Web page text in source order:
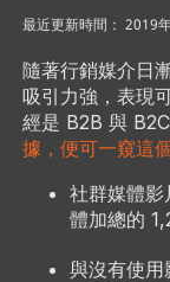
最近更新時間： 2019
隨著行銷媒介日
吸引力強，表現
經是 B2B 與
據，便可一窺這
社群媒體影
體加總的
與沒有使用